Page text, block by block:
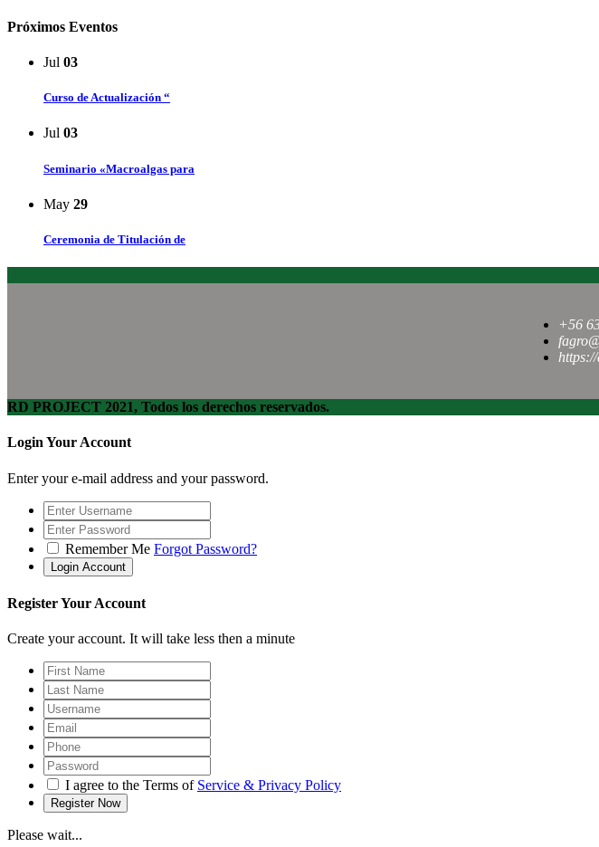
Próximos Eventos
Jul 03
Curso de Actualización “
Jul 03
Seminario «Macroalgas para
May 29
Ceremonia de Titulación de
+56
RD PROJECT 2021, Todos los derechos reservados.
Login Your Account
Enter your e-mail address and your password.
Remember Me Forgot Password?
Register Your Account
Create your account. It will take less then a minute
I agree to the Terms of Service & Privacy Policy
Please wait...